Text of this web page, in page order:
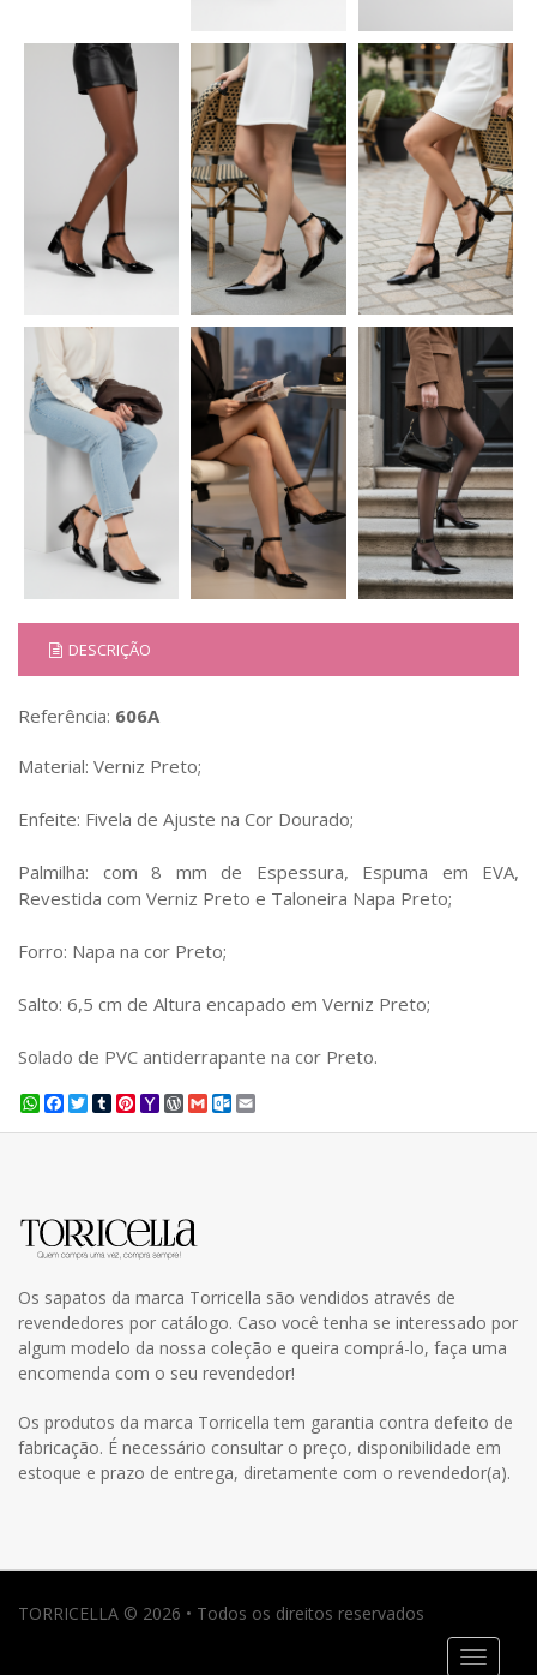
DESCRIÇÃO
Referência: 606A
Material: Verniz Preto;
Enfeite: Fivela de Ajuste na Cor Dourado;
Palmilha: com 8 mm de Espessura, Espuma em EVA,
Revestida com Verniz Preto e Taloneira Napa Preto;
Forro: Napa na cor Preto;
Salto: 6,5 cm de Altura encapado em Verniz Preto;
Solado de PVC antiderrapante na cor Preto.
WhatsApp
Facebook
Twitter
Tumblr
Pinterest
YahooWordPress
GmailOutlook.com
Os sapatos da marca Torricella são vendidos através de
revendedores por catálogo. Caso você tenha se interessado por
algum modelo da nossa coleção e queira comprá-lo, faça uma
encomenda com o seu revendedor!
Os produtos da marca Torricella tem garantia contra defeito de
fabricação. É necessário consultar o preço, disponibilidade em
estoque e prazo de entrega, diretamente com o revendedor(a).
TORRICELLA © 2026 • Todos os direitos reservados
Toggle